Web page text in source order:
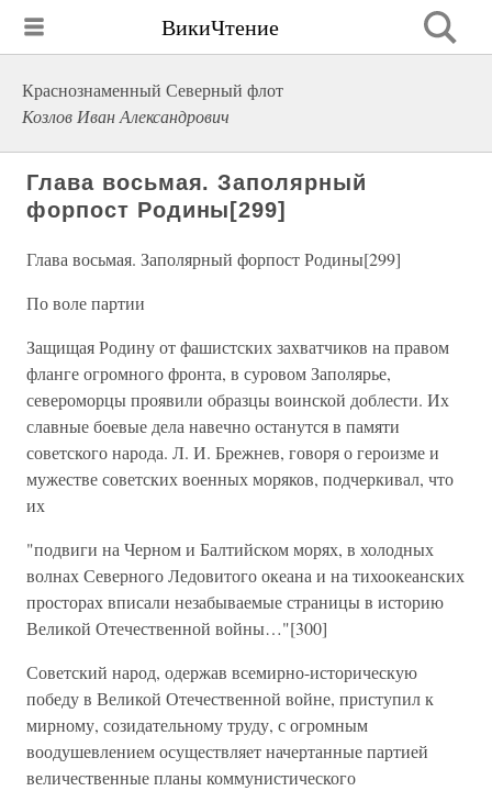
ВикиЧтение
Краснознаменный Северный флот
Козлов Иван Александрович
Глава восьмая. Заполярный
форпост Родины[299]
Глава восьмая. Заполярный форпост Родины[299]
По воле партии
Защищая Родину от фашистских захватчиков на правом
фланге огромного фронта, в суровом Заполярье,
североморцы проявили образцы воинской доблести. Их
славные боевые дела навечно останутся в памяти
советского народа. Л. И. Брежнев, говоря о героизме и
мужестве советских военных моряков, подчеркивал, что
их
"подвиги на Черном и Балтийском морях, в холодных
волнах Северного Ледовитого океана и на тихоокеанских
просторах вписали незабываемые страницы в историю
Великой Отечественной войны…"[300]
Советский народ, одержав всемирно-историческую
победу в Великой Отечественной войне, приступил к
мирному, созидательному труду, с огромным
воодушевлением осуществляет начертанные партией
величественные планы коммунистического